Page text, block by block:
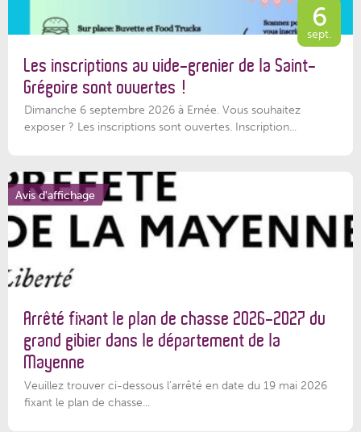
6
sept.
Les inscriptions au vide-grenier de la Saint-
Grégoire sont ouvertes !
Dimanche 6 septembre 2026 à Ernée. Vous souhaitez
exposer ? Les inscriptions sont ouvertes. Inscription...
Avis d'affichage
Arrêté fixant le plan de chasse 2026-2027 du
grand gibier dans le département de la
Mayenne
Veuillez trouver ci-dessous l’arrêté en date du 19 mai 2026
fixant le plan de chasse...